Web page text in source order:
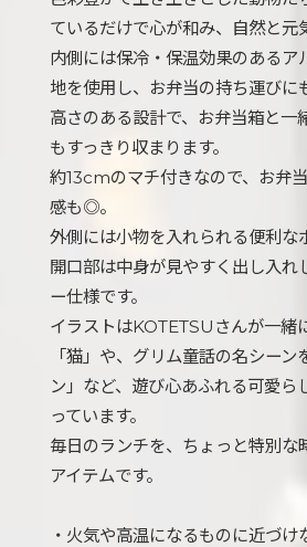
ているだけで心が和み、自然と元
内側には保冷・保温効果のあるア
地を使用し、お弁当の持ち運びに
高さのある設計で、お弁当箱と一
もすっきり収まります。
約13cmのマチ付きなので、お弁
感も◎。
外側には小物を入れられる便利な
開口部は中身が見やすく出し入れ
ー仕様です。
イラストはKOTETSUさんが一緒
「猫」や、グリム童話の名シーン
ン」など、遊び心あふれる可愛ら
っています。
毎日のランチを、ちょっと特別な
アイテムです。
・火気や高温になるものに近づけ